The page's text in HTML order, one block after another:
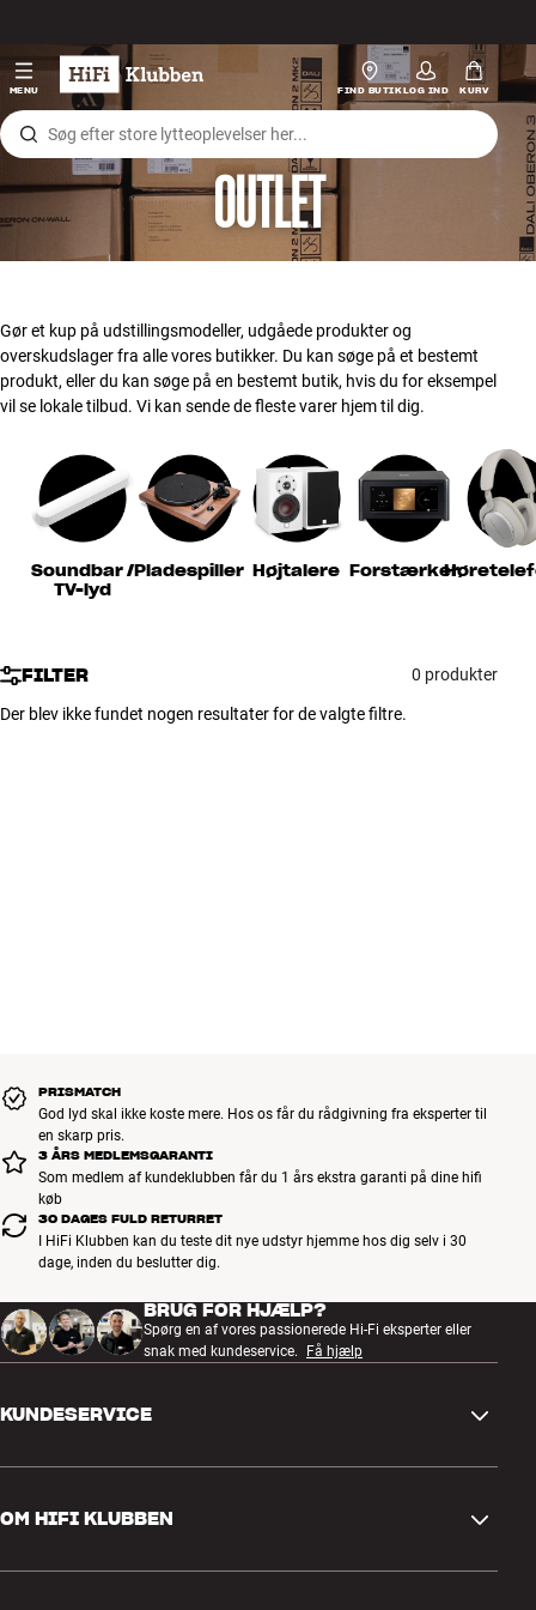
MENU FIND BUTIKLOG IND KURV
Hi-Fi
Højtaler
Pladespiller
Høretelefoner
Surround
TV
Kabler
MÆRKER
OUTLET
Gør et kup på udstillingsmodeller, udgåede produkter og
overskudslager fra alle vores butikker. Du kan søge på et bestemt
produkt, eller du kan søge på en bestemt butik, hvis du for eksempel
vil se lokale tilbud. Vi kan sende de fleste varer hjem til dig.
Soundbar /
TV-lyd
Pladespiller Højtalere Forstærker
FILTER 0 produkter
Der blev ikke fundet nogen resultater for de valgte filtre.
PRISMATCH
God lyd skal ikke koste mere. Hos os får du rådgivning fra eksperter til
en skarp pris.
3 ÅRS MEDLEMSGARANTI
Som medlem af kundeklubben får du 1 års ekstra garanti på dine hifi
køb
30 DAGES FULD RETURRET
I HiFi Klubben kan du teste dit nye udstyr hjemme hos dig selv i 30
dage, inden du beslutter dig.
BRUG FOR HJÆLP?
Spørg en af vores passionerede Hi-Fi eksperter eller
snak med kundeservice.
Få hjælp
KUNDESERVICE
Retur og reklamation
OM HIFI KLUBBEN